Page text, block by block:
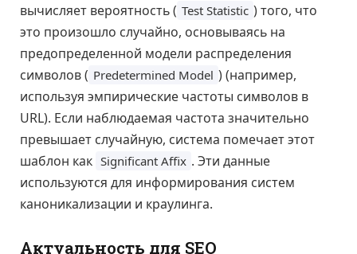
вычисляет вероятность ( Test Statistic ) того, что
это произошло случайно, основываясь на
предопределенной модели распределения
символов ( Predetermined Model ) (например,
используя эмпирические частоты символов в
URL). Если наблюдаемая частота значительно
превышает случайную, система помечает этот
шаблон как Significant Affix . Эти данные
используются для информирования систем
каноникализации и краулинга.
Актуальность для SEO